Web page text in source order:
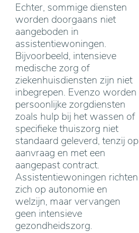
Echter, sommige diensten
worden doorgaans niet
aangeboden in
assistentiewoningen.
Bijvoorbeeld, intensieve
medische zorg of
ziekenhuisdiensten zijn niet
inbegrepen. Evenzo worden
persoonlijke zorgdiensten
zoals hulp bij het wassen of
specifieke thuiszorg niet
standaard geleverd, tenzij op
aanvraag en met een
aangepast contract.
Assistentiewoningen richten
zich op autonomie en
welzijn, maar vervangen
geen intensieve
gezondheidszorg.